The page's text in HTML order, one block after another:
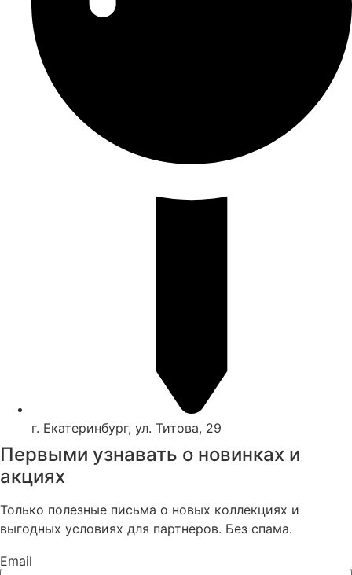
г. Екатеринбург, ул. Титова, 29
Первыми узнавать о новинках и
акциях
Только полезные письма о новых коллекциях и
выгодных условиях для партнеров. Без спама.
Email